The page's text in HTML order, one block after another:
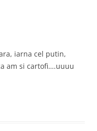
iarna cel putin,
am si cartofi….uuuu